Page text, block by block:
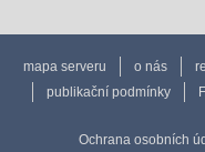
mapa serveru o nás
publikační podmínky
Ochrana osobních